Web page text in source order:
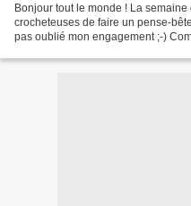
Bonjour tout le monde ! La
crocheteuses de faire un pense-
pas oublié mon engagement ;-)